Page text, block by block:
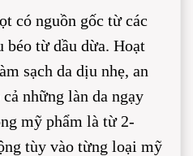
có nguồn gốc từ các
từ dầu dừa. Hoạt
sạch da dịu nhẹ, an
những làn da ngạy
mỹ phẩm là từ 2-
tùy vào từng loại mỹ